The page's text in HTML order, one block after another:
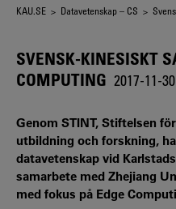
Länkstig
KAU.SE > Datavetenskap – CS >
SVENSK-KINESISKT
COMPUTING 2017-11-30
Genom STINT, Stiftelsen
utbildning och forskning,
datavetenskap vid
samarbete med Zhejiang
med fokus på Edge